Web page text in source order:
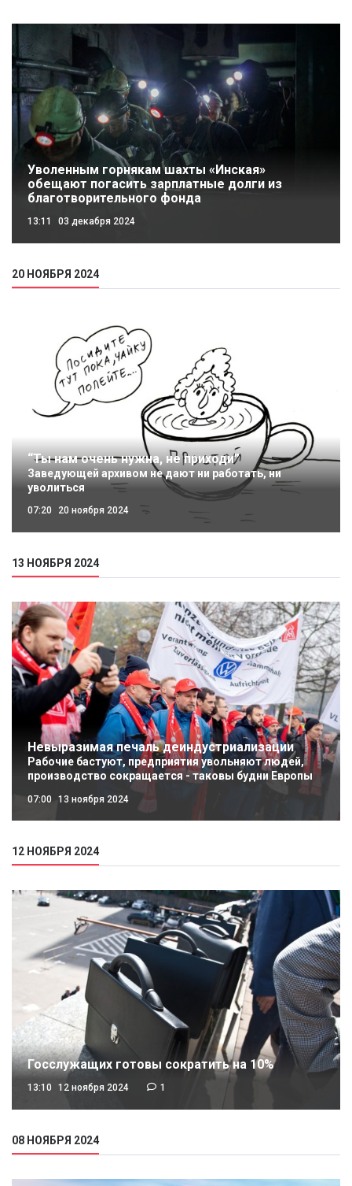
Уволенным горнякам шахты «Инская»
обещают погасить зарплатные долги из
благотворительного фонда
13:11 03 декабря 2024
20 НОЯБРЯ 2024
“Ты нам очень нужна, не приходи”
Заведующей архивом не дают ни работать, ни
уволиться
07:20 20 ноября 2024
13 НОЯБРЯ 2024
Невыразимая печаль деиндустриализации
Рабочие бастуют, предприятия увольняют людей,
производство сокращается - таковы будни Европы
07:00 13 ноября 2024
12 НОЯБРЯ 2024
Госслужащих готовы сократить на 10%
13:10 12 ноября 2024 1
08 НОЯБРЯ 2024